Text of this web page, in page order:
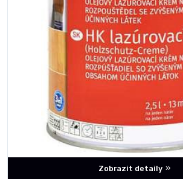
Zobrazit detaily